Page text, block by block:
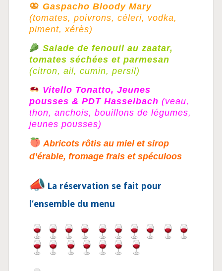
Gaspacho Bloody Mary
(tomates, poivrons, céleri, vodka,
piment, xérès)
Salade de fenouil au zaatar,
tomates séchées et parmesan
(citron, ail, cumin, persil)
Vitello Tonatto, Jeunes
pousses & PDT Hasselbach(veau,
thon, anchois, bouillons de légumes,
jeunes pousses)
Abricots rôtis au miel et sirop
d’érable, fromage frais et spéculoos
La réservation se fait pour
l’ensemble du menu